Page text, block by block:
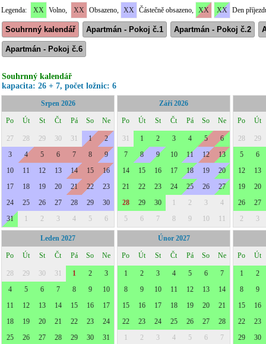
Legenda: XX Volno, XX Obsazeno, XX Částečně obsazeno, XX XX Den
Souhrnný kalendář Apartmán - Pokoj č.1 Apartmán - Pokoj č.2
Apartmán - Pokoj č.6
Souhrnný kalendář
kapacita: 26 + 7, počet ložnic: 6
Srpen 2026
Po Út St Čt Pá So Ne
27 28 29 30 31 1
2
3
4 5 6 7 8
9
10
11 12 13 14 15
16
17
18 19 20 21 22
23
24
25 26 27 28 29
30
31
1 2 3 4 5 6
Září 2026
Po Út St Čt Pá So Ne
31 1 2 3 4 5
6
7
8 9 10 11 12
13
14
15 16 17 18 19
20
21
22 23 24 25 26
27
28
29 30 1 2 3
4
5
6 7 8 9 10 11
Po Út
28
29
5
6
12
13
19
20
26
27
2
3
Leden 2027
Po Út St Čt Pá So Ne
28 29 30 31 1 2
3
4
5 6 7 8 9
10
11
12 13 14 15 16
17
18
19 20 21 22 23
24
25
26 27 28 29 30
31
Únor 2027
Po Út St Čt Pá So Ne
1 2 3 4 5 6
7
8
9 10 11 12 13
14
15
16 17 18 19 20
21
22
23 24 25 26 27
28
1
2 3 4 5 6
7
Po Út
1
2
8
9
15
16
22
23
29
30